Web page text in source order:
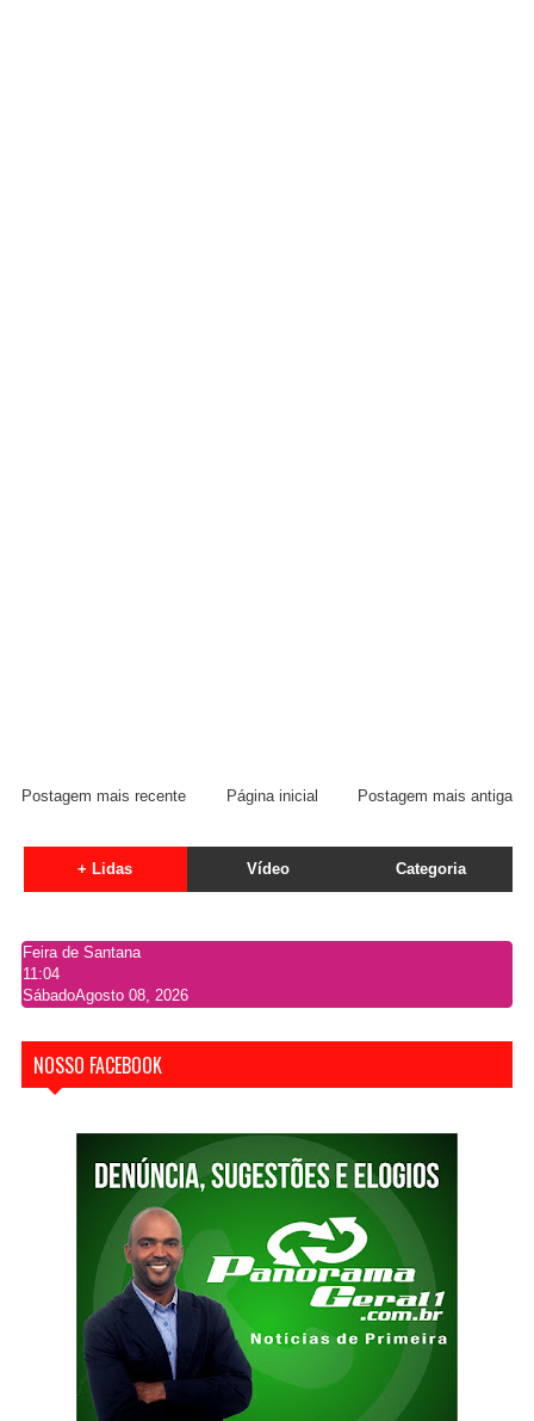
Postagem mais recente Postagem mais antiga
Página inicial
+ Lidas Vídeo Categoria
Feira de Santana
11:04
SábadoAgosto 08, 2026
NOSSO FACEBOOK